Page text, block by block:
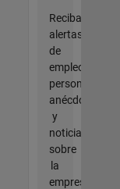
Reciba
alertas
de
empleo
personalizadas,
anécdotas
y
noticias
sobre
la
empresa.